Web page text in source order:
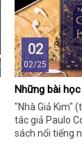
02
02/25
Những bài
"Nhà Giả Kim"
tác giả Paulo
sách nổi tiếng